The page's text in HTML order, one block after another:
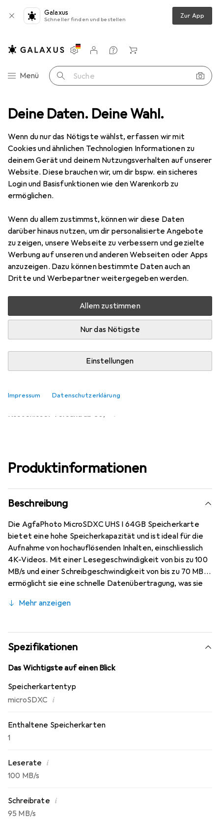
Deine Daten. Deine Wahl.
Wenn du nur das Nötigste wählst, erfassen wir mit
Cookies und ähnlichen Technologien Informationen zu
deinem Gerät und deinem Nutzungsverhalten auf unserer
Website. Diese brauchen wir, um dir bspw. ein sicheres
Login und Basisfunktionen wie den Warenkorb zu
ermöglichen.
Wenn du allem zustimmst, können wir diese Daten
darüber hinaus nutzen, um dir personalisierte Angebote
zu zeigen, unsere Webseite zu verbessern und gezielte
Werbung auf unseren und anderen Webseiten oder Apps
anzuzeigen. Dazu können bestimmte Daten auch an
Dritte und Werbepartner weitergegeben werden.
Allem zustimmen
Nur das Nötigste
Einstellungen
Impressum Datenschutzerklärung
Galaxus
Schneller finden und bestellen Zur App
Navigation nach Kategorien
Menü Suche
Einstellungen
Kundenkonto
Vergleichslisten
Merklisten
Warenkorb
Agfaphoto MicroSDXC UHS I 64GB Prof. High Speed U3 V30 A1
AgfaphotoMicroSDXC UHS I 64GB
Prof. High Speed U3 V30 A1
64 GB, microSDXC, U3, UHS-I
Preis in EUR inkl. MwSt.
EUR
25,63 EUR
0,40/1GB
1
Bewertungen Marke
Mehr von Agfaphoto
Zwischen Di, 11.8. und Mi, 12.8. geliefert
8 Stück an Lager beim Lieferanten
Lieferort angeben für genaue Lieferzeit
In den Warenkorb
Kostenloser Versand ab 30,– i
Produktinformationen
Beschreibung
Die AgfaPhoto MicroSDXC UHS I 64GB Speicherkarte
bietet eine hohe Speicherkapazität und ist ideal für die
Aufnahme von hochauflösenden Inhalten, einschliesslich
4K-Videos. Mit einer Lesegeschwindigkeit von bis zu 100
MB/s und einer Schreibgeschwindigkeit von bis zu 70 MB/s
ermöglicht sie eine schnelle Datenübertragung, was sie
Smartphones und andere Geräte macht, die eine
benötigen. Die Karte ist mit der UHS Speed Class 3 (U3)
und der Video Speed Class 30 (V30) klassifiziert, was
bedeutet, dass sie für anspruchsvolle Anwendungen
geeignet ist, die eine kontinuierliche Datenübertragung
der die Verwendung in verschiedenen Geräten
erleichtert. Diese Speicherkarte ist eine praktische und
sicher und effizient speichern möchten.
Mehr anzeigen
Spezifikationen
Das Wichtigste auf einen Blick
Speicherkartentyp
microSDXC i
Enthaltene Speicherkarten
1
Leserate i
100 MB/s
Schreibrate i
95 MB/s